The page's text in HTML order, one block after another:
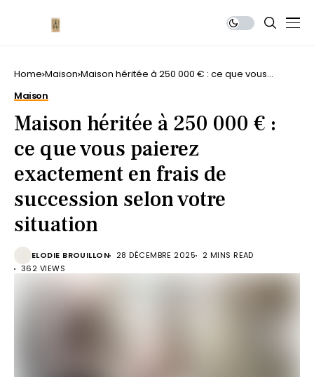
Home Maison Maison héritée à 250 000 € : ce que vous
Maison
Maison héritée à 250 000 € :
ce que vous paierez
exactement en frais de
succession selon votre
situation
ELODIE BROUILLON 28 DÉCEMBRE 2025
2 MINS READ
362 VIEWS